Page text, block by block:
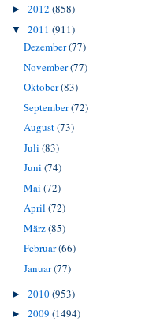
► 2012 (858)
▼ 2011 (911)
Dezember(77)
November(77)
Oktober(83)
September(72)
August(73)
Juli (83)
Juni (74)
Mai (72)
April (72)
März(85)
Februar(66)
Januar(77)
► 2010(953)
► 2009 (1494)